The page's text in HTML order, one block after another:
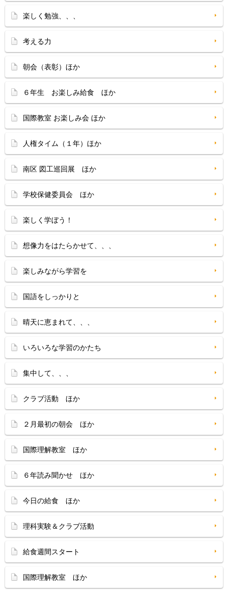
楽しく勉強、、、
考える力
朝会（表彰）ほか
６年生 お楽しみ給食 ほか
国際教室 お楽しみ会 ほか
人権タイム（１年）ほか
南区 図工巡回展 ほか
学校保健委員会 ほか
楽しく学ぼう！
想像力をはたらかせて、、、
楽しみながら学習を
国語をしっかりと
晴天に恵まれて、、、
いろいろな学習のかたち
集中して、、、
クラブ活動 ほか
２月最初の朝会 ほか
国際理解教室 ほか
６年読み聞かせ ほか
今日の給食 ほか
理科実験＆クラブ活動
給食週間スタート
国際理解教室 ほか